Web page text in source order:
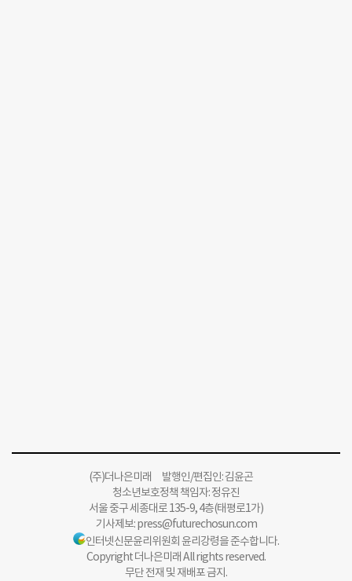
(주)더나은미래 발행인/편집인: 김윤곤
청소년보호정책 책임자: 정유진
서울 중구 세종대로 135-9, 4층(태평로1가)
기사제보:press@futurechosun.com
인터넷신문윤리위원회 윤리강령을 준수합니다.
Copyright 더나은미래 All rights reserved.
무단 전재 및 재배포 금지.